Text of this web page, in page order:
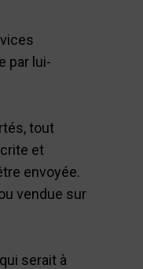
par lui-
tout
et
envoyée.
vendue sur
serait à